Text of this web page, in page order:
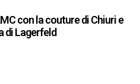
con la couture di Chiuri e
di Lagerfeld